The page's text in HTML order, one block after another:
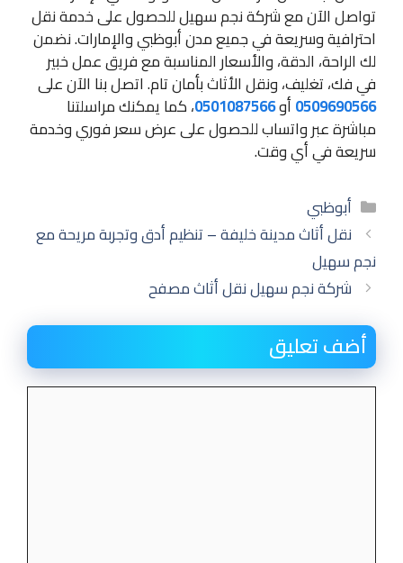
تواصل الآن مع شركة نجم سهيل للحصول على خدمة نقل
احترافية وسريعة في جميع مدن أبوظبي والإمارات. نضمن
لك الراحة، الدقة، والأسعار المناسبة مع فريق عمل خبير
في فك، تغليف، ونقل الأثاث بأمان تام. اتصل بنا الآن على
0509690566أو0501087566، كما يمكنك مراسلتنا
مباشرة عبر واتساب للحصول على عرض سعر فوري وخدمة
سريعة في أي وقت.
التصنيفات
أبوظبي
تصفّح
المقالات
نقل أثاث مدينة خليفة – تنظيم أدق وتجربة مريحة مع
نجم سهيل
شركة نجم سهيل نقل أثاث مصفح
أضف تعليق
تعليق